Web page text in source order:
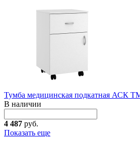
Тумба медицинская подкатная АСК
В наличии
4 487 руб.
Показать еще